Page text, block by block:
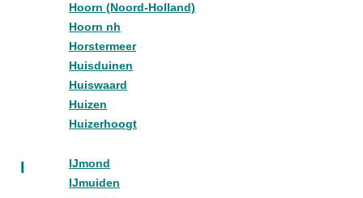
Hoorn (Noord-Holland)
Hoorn nh
Horstermeer
Huisduinen
Huiswaard
Huizen
Huizerhoogt
I
IJmond
IJmuiden